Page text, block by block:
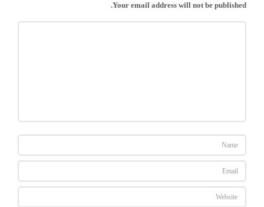
Your email address will not be published.